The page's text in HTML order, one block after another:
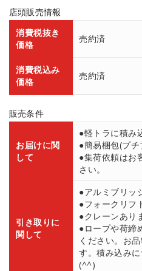
店頭販売情報
消費税抜き
価格
売約済
消費税込み
価格
売約済
販売条件
お届けに関
して
●軽トラに積み
●簡易梱包(プチ
●集荷依頼はお
さい。
引き取りに
関して
●アルミブリッ
●フォークリフ
●クレーンあり
●ロープや荷締
ください。お
す。積み込み
(^^)